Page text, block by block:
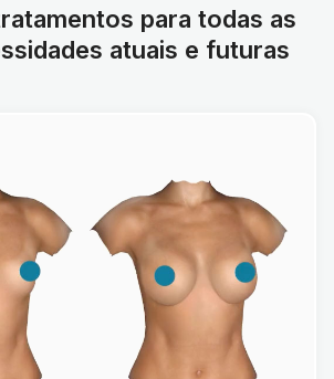
para todas as
atuais e futuras